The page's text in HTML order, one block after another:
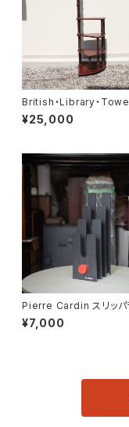
British・Library・
¥25,000
Pierre Cardin スリッパ
¥7,000